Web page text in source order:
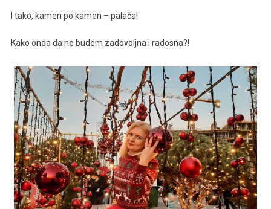
I tako, kamen po kamen – palača!
Kako onda da ne budem zadovoljna i radosna?!